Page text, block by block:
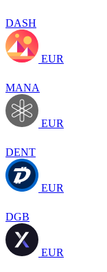
DASH
EUR
MANA
EUR
DENT
EUR
DGB
EUR